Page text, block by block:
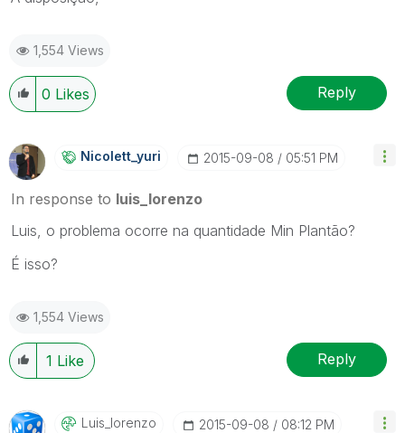
1,554 Views
0 Likes Reply
Nicolett_yuri ‎2015-09-08 05:51 PM
In response to luis_lorenzo
Luis, o problema ocorre na quantidade Min Plantão?
É isso?
1,554 Views
1 Like Reply
Luis_lorenzo ‎2015-09-08 08:12 PM